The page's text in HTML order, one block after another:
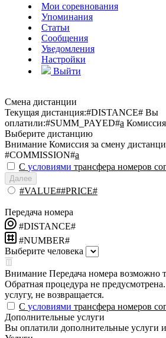
Мои соревнования
Упоминания
Статьи
Сообщения
Уведомления
Настройки
Выйти
Смена дистанции
Текущая дистанция:#DISTANCE# Вы
оплатили:#SUMM_PAYED#a
Выберите дистанцию
Внимание Комиссия за смену
#COMMISSION#a
С условиями трансфера номеров
Далее
#VALUE##PRICE#
Передача номера
#DISTANCE#
#NUMBER#
Выберите человека
Внимание Передача номера возможно
Обратная процедура не
услугу, не возвращается.
С условиями трансфера номеров
Дополнительные услуги
Вы оплатили дополнительные услуги